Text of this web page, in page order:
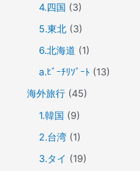
4.四国 (3)
5.東北(3)
6.北海道 (1)
a.ﾋﾞｰﾁﾘｿﾞｰﾄ (13)
海外旅行(45)
1.韓国 (9)
2.台湾(1)
3.タイ (19)